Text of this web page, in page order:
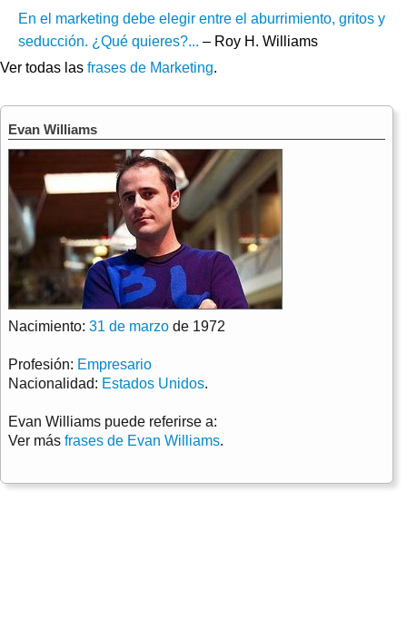
En el marketing debe elegir entre el aburrimiento, gritos y
seducción. ¿Qué quieres?... – Roy H. Williams
Ver todas las frases de Marketing.
Evan Williams
Nacimiento: 31 de marzo de 1972
Profesión: Empresario
Nacionalidad: Estados Unidos.
Evan Williams puede referirse a:
Ver más frases de Evan Williams.